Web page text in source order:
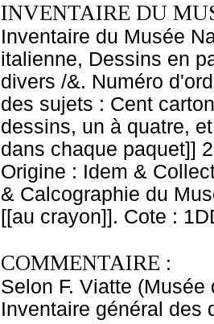
INVENTAIRE DU
Inventaire du Musée
italienne, Dessins en
divers /&. Numéro
des sujets : Cent
dessins, un à quatre,
dans chaque paquet]]
Origine : Idem &
& Calcographie du
[[au crayon]]. Cote :
COMMENTAIRE :
Selon F. Viatte
Inventaire général des